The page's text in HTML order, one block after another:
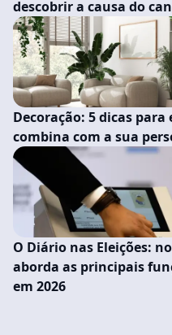
descobrir a causa do
Decoração: 5 dicas
combina com a sua
O Diário nas Eleições:
aborda as principais
em 2026